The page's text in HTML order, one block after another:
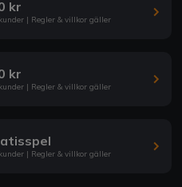
kr
| Regler & villkor gäller
kr
| Regler & villkor gäller
| Regler & villkor gäller